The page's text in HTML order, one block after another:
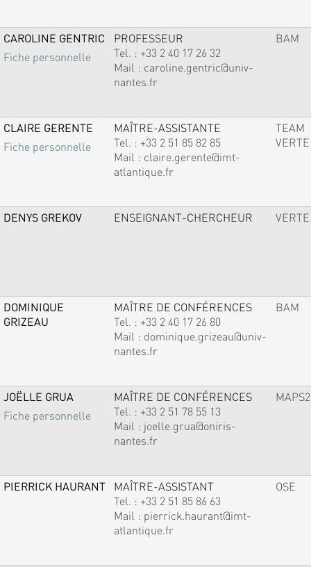
CAROLINE GENTRIC
Fiche personnelle
PROFESSEUR
Tel. : +33 2 40 17 26 32
Mail : caroline.gentric@univ-
nantes.fr
BAM
CLAIRE GERENTE
Fiche personnelle
MAÎTRE-ASSISTANTE
Tel. : +33 2 51 85 82 85
Mail : claire.gerente@imt-
atlantique.fr
TEAM
VERTE
DENYS GREKOV ENSEIGNANT-CHERCHEUR VERTE
DOMINIQUE
GRIZEAU
MAÎTRE DE CONFÉRENCES
Tel. : +33 2 40 17 26 80
Mail : dominique.grizeau@univ-
nantes.fr
BAM
JOËLLE GRUA
Fiche personnelle
MAÎTRE DE CONFÉRENCES
Tel. : +33 2 51 78 55 13
Mail : joelle.grua@oniris-
nantes.fr
MAPS2
PIERRICK HAURANT
MAÎTRE-ASSISTANT
Tel. : +33 2 51 85 86 63
Mail : pierrick.haurant@imt-
atlantique.fr
OSE